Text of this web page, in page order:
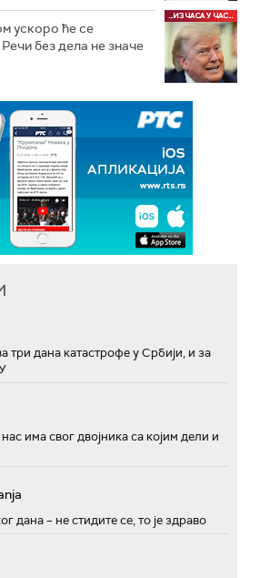
ускоро ће се
без дела не значе
три дана катастрофе у Србији, и за
има свог двојника са којим дели и
дана – не стидите се, то је здраво